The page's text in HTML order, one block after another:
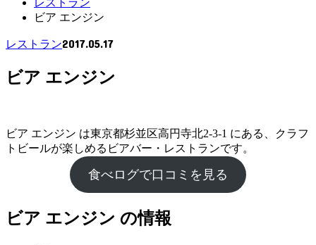
レストラン
ビア エンジン
レストラン2017.05.17
ビア エンジン
ビア エンジン は東京都杉並区高円寺北2-3-1 にある、クラフ
トビールが楽しめるビアバー・レストランです。
食べログで口コミを見る
ビア エンジン の情報